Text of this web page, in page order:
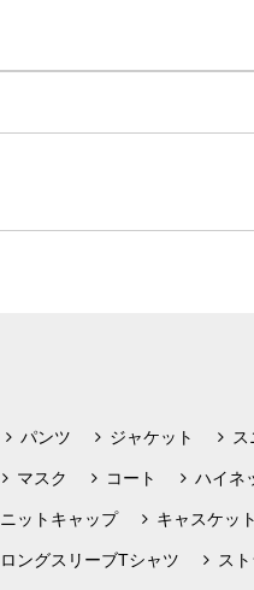
パンツ ジャケット
マスク コート ハイネ
ニットキャップ キャスケッ
ロングスリーブTシャツ ス